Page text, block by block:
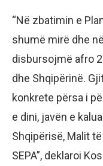
“Në zbatimin e
shumë mirë dhe
disbursojmë afro
dhe Shqipërinë.
konkrete përsa i
e dini, javën e
Shqipërisë, Malit
SEPA”, deklaroi